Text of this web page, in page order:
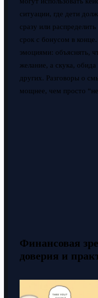
ситуации, где дети
сразу или
срок с бонусом в
эмоциями: объяснять,
желание, а скука,
других. Разговоры о
мощнее, чем просто
Финансовая
доверия и